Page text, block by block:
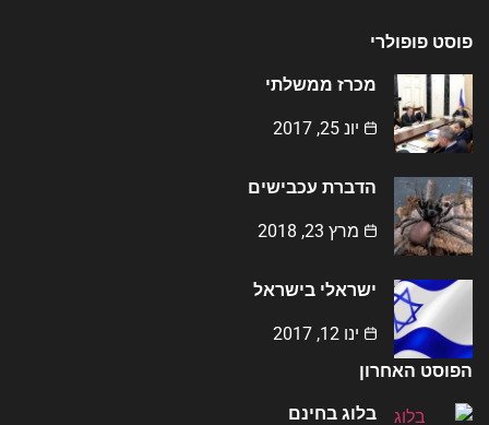
פוסט פופולרי
מכרז ממשלתי
יונ 25, 2017
הדברת עכבישים
מרץ 23, 2018
ישראלי בישראל
ינו 12, 2017
הפוסט האחרון
בלוג בחינם